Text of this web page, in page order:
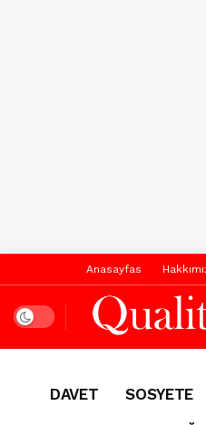
Anasayfas
Dark mode
DAVET SOSYETE